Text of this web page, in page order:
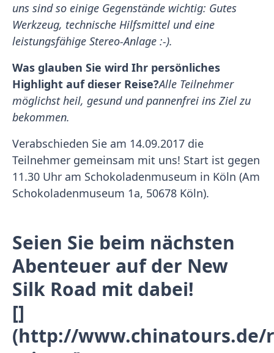
uns sind so einige Gegenstände wichtig: Gutes
Werkzeug, technische Hilfsmittel und eine
leistungsfähige Stereo-Anlage :-).
Was glauben Sie wird Ihr persönliches
Highlight auf dieser Reise?Alle Teilnehmer
möglichst heil, gesund und pannenfrei ins Ziel zu
bekommen.
Verabschieden Sie am 14.09.2017 die
Teilnehmer gemeinsam mit uns! Start ist gegen
11.30 Uhr am Schokoladenmuseum in Köln (Am
Schokoladenmuseum 1a, 50678 Köln).
Seien Sie beim nächsten
Abenteuer auf der New
Silk Road mit dabei!
[]
(http://www.chinatours.de/